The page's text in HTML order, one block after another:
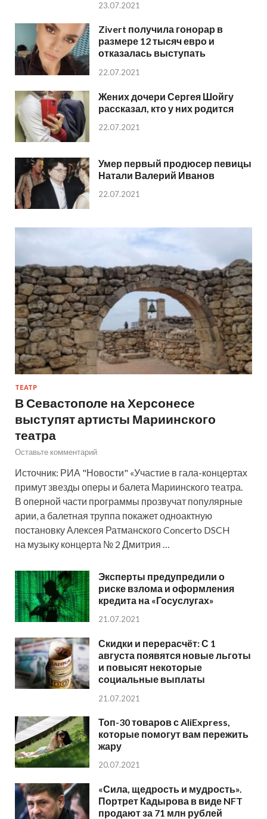
23.07.2021
Zivert получила гонорар в
размере 12 тысяч евро и
отказалась выступать
22.07.2021
Жених дочери Сергея Шойгу
рассказал, кто у них родится
22.07.2021
Умер первый продюсер певицы
Натали Валерий Иванов
22.07.2021
ТЕАТР
В Севастополе на Херсонесе
выступят артисты Мариинского
театра
Оставьте комментарий
Источник: РИА "Новости" «Участие в гала-концертах
примут звезды оперы и балета Мариинского театра.
В оперной части программы прозвучат популярные
арии, а балетная труппа покажет одноактную
постановку Алексея Ратманского Concerto DSCH
на музыку концерта № 2 Дмитрия …
Эксперты предупредили о
риске взлома и оформления
кредита на «Госуслугах»
21.07.2021
Скидки и перерасчёт: С 1
августа появятся новые льготы
и повысят некоторые
социальные выплаты
21.07.2021
Топ-30 товаров с AliExpress,
которые помогут вам пережить
жару
20.07.2021
«Сила, щедрость и мудрость».
Портрет Кадырова в виде NFT
продают за 71 млн рублей